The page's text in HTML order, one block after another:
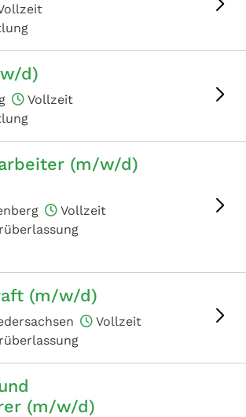
d)
Vollzeit
(m/w/d)
Vollzeit
(m/w/d)
Vollzeit
(m/w/d)